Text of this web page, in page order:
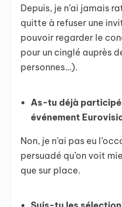
Depuis, je n’ai jamais
quitte à refuser une
pouvoir regarder le
pour un cinglé auprès
personnes…).
As-tu déjà participé
événement
Non, je n’ai pas eu
persuadé qu’on voit
que sur place.